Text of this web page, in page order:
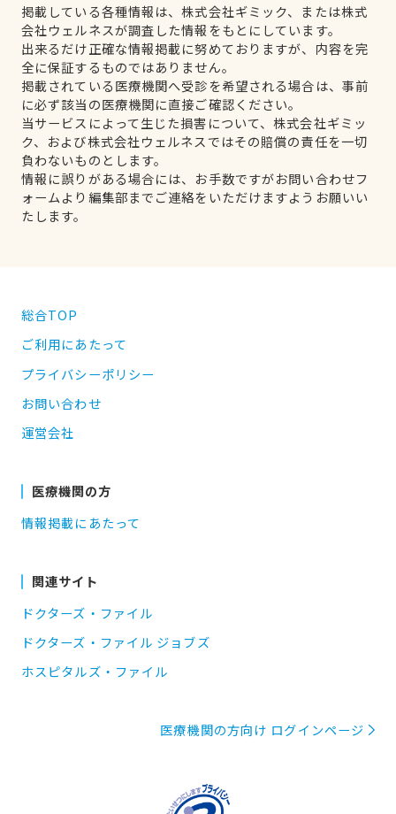
掲載している各種情報は、株式会社ギミック、または株式
会社ウェルネスが調査した情報をもとにしています。
出来るだけ正確な情報掲載に努めておりますが、内容を完
全に保証するものではありません。
掲載されている医療機関へ受診を希望される場合は、事前
に必ず該当の医療機関に直接ご確認ください。
当サービスによって生じた損害について、株式会社ギミッ
ク、および株式会社ウェルネスではその賠償の責任を一切
負わないものとします。
情報に誤りがある場合には、お手数ですがお問い合わせフ
ォームより編集部までご連絡をいただけますようお願いい
たします。
総合TOP
ご利用にあたって
プライバシーポリシー
お問い合わせ
運営会社
医療機関の方
情報掲載にあたって
関連サイト
ドクターズ・ファイル
ドクターズ・ファイル ジョブズ
ホスピタルズ・ファイル
医療機関の方向け ログインページ